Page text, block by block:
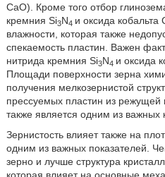
СаО). Кроме того отбор
кремния Si3N4 и оксида
влажности, которая также
спекаемость пластин. Важен
нитрида кремния Si3N4 и оксида
Площади поверхности зерна
получения мелкозернистой
прессуемых пластин из режущей
также является одним из важных
Зернистость влияет также на
одним из важных показателей.
зерно и лучше структура